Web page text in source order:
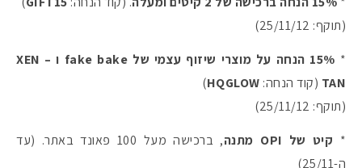
(תוקף: 25/11/12)
*
15% הנחה על מוצרי שיזוף עצמי של fake bake ו – XEN
TAN (קוד הנחה: HQGLOW
)
(תוקף: 25/11/12)
* קיט של OPI מתנה
, ברכישה מעל 100 פאונד באתר. (עד
ה-25/11)